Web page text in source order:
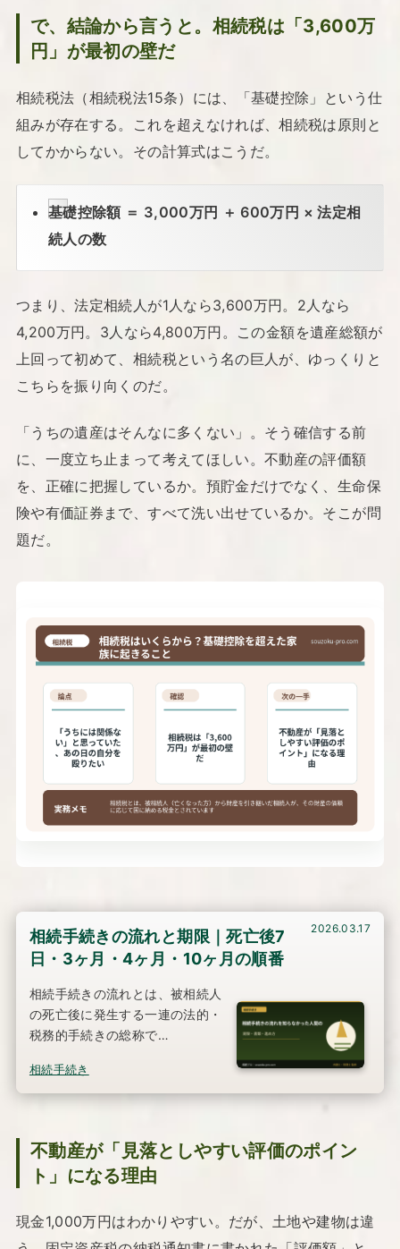
で、結論から言うと。相続税は「3,600万
円」が最初の壁だ
相続税法（相続税法15条）には、「基礎控除」という仕
組みが存在する。これを超えなければ、相続税は原則と
してかからない。その計算式はこうだ。
基礎控除額 ＝ 3,000万円 ＋ 600万円 × 法定相
続人の数
つまり、法定相続人が1人なら3,600万円。2人なら
4,200万円。3人なら4,800万円。この金額を遺産総額が
上回って初めて、相続税という名の巨人が、ゆっくりと
こちらを振り向くのだ。
「うちの遺産はそんなに多くない」。そう確信する前
に、一度立ち止まって考えてほしい。不動産の評価額
を、正確に把握しているか。預貯金だけでなく、生命保
険や有価証券まで、すべて洗い出せているか。そこが問
題だ。
相続手続きの流れと期限｜死亡後7
日・3ヶ月・4ヶ月・10ヶ月の順番
相続手続きの流れとは、被相続人
の死亡後に発生する一連の法的・
税務的手続きの総称で…
相続手続き
2026.03.17
不動産が「見落としやすい評価のポイン
ト」になる理由
現金1,000万円はわかりやすい。だが、土地や建物は違